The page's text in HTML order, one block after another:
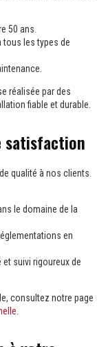
50 ans.
tous les types de
réalisée par des
fiable et durable.
satisfaction
qualité à nos clients.
le domaine de la
en
suivi rigoureux de
consultez notre page
.